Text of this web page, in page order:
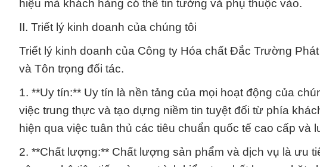
hiệu mà khách hàng có thể tin tưởng và phụ thuộc vào.
II. Triết lý kinh doanh của chúng tôi
Triết lý kinh doanh của Công ty Hóa chất Đắc Trường
và Tôn trọng đối tác.
1. **Uy tín:** Uy tín là nền tảng của mọi hoạt động của
việc trung thực và tạo dựng niềm tin tuyệt đối từ phía
hiện qua việc tuân thủ các tiêu chuẩn quốc tế cao cấp
2. **Chất lượng:** Chất lượng sản phẩm và dịch vụ là ưu